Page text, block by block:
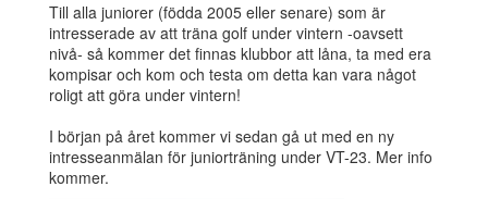
Till alla juniorer (födda 2005 eller senare) som är
intresserade av att träna golf under vintern -oavsett
nivå- så kommer det finnas klubbor att låna, ta med era
kompisar och kom och testa om detta kan vara något
roligt att göra under vintern!
I början på året kommer vi sedan gå ut med en ny
intresseanmälan för juniorträning under VT-23. Mer info
kommer.